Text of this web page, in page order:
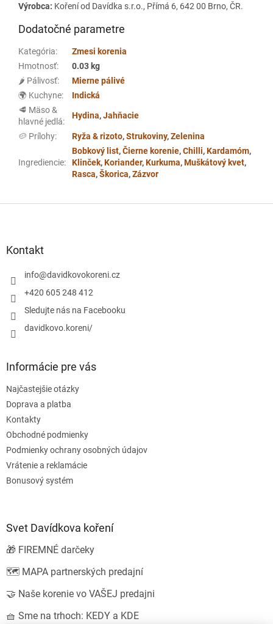
Výrobca: Koření od Davídka s.r.o., Přímá 6, 642 00 Brno, ČR.
Dodatočné parametre
Kategória:
Zmesi korenia
Hmotnosť:
0.03 kg
🌶️ Pálivosť:
Mierne pálivé
🌍 Kuchyne:
Indická
🥩 Mäso &
hlavné jedlá:
Hydina,Jahňacie
🥔 Prílohy: Ryža & rizoto,Strukoviny,Zelenina
Ingrediencie:
Bobkový list,Čierne korenie,Chilli,Kardamóm,
Klinček,Koriander,Kurkuma,Muškátový kvet,
Rasca,Škorica,Zázvor
Kontakt
info@davidkovokoreni.cz
+420 605 248 412
Sledujte nás na Facebooku
davidkovo.koreni/
Informácie pre vás
Najčastejšie otázky
Doprava a platba
Kontakty
Obchodné podmienky
Podmienky ochrany osobných údajov
Vrátenie a reklamácie
Bonusový systém
Svet Davídkova koření
🎁 FIREMNÉ darčeky
🗺️ MAPA partnerských predajní
🤝 Naše korenie vo VAŠEJ predajni
🧺 Sme na trhoch: KEDY a KDE